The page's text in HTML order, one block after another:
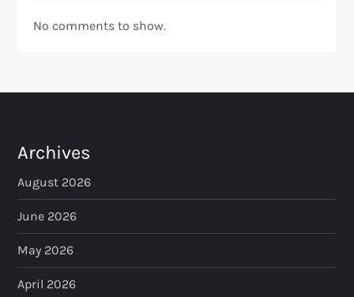
No comments to show.
Archives
August 2026
June 2026
May 2026
April 2026